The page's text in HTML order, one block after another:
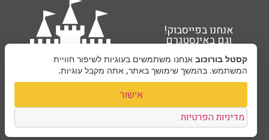
אנחנו בפייסבוק!
וגם באינסטגרם
קסטל בורוכוב ©2026 | בניית אתרים Next Site
קסטל בורוכוב אנחנו משתמשים בעוגיות לשיפור חוויית
המשתמש. בהמשך שימושך באתר, אתה מקבל עוגיות.
אישור
מדיניות הפרטיות